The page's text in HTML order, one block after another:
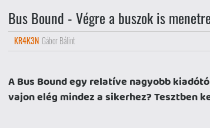
Bus Bound - Végre a buszok is
KR4K3N Gábor Bálint
A Bus Bound egy relatíve nagyobb
vajon elég mindez a sikerhez? Tesztben